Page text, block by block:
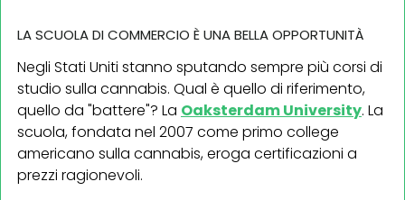
LA SCUOLA DI COMMERCIO È UNA BELLA OPPORTUNITÀ
Negli Stati Uniti stanno sputando sempre più corsi di
studio sulla cannabis. Qual è quello di riferimento,
quello da "battere"? La Oaksterdam University. La
scuola, fondata nel 2007 come primo college
americano sulla cannabis, eroga certificazioni a
prezzi ragionevoli.